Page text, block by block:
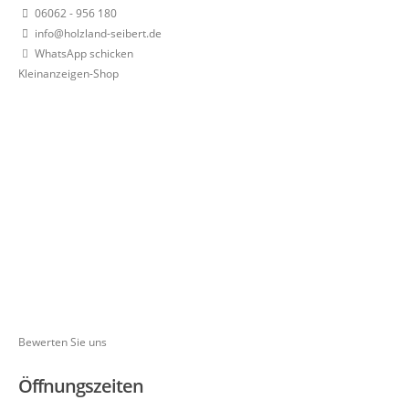
06062 - 956 180
info@holzland-seibert.de
WhatsApp schicken
Kleinanzeigen-Shop
Bewerten Sie uns
Öffnungszeiten